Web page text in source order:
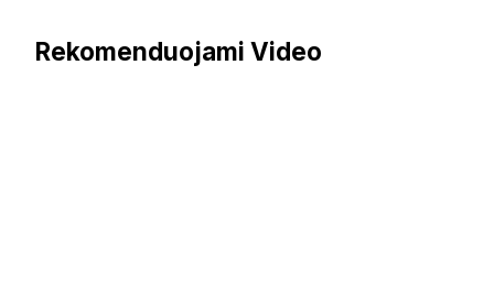
Rekomenduojami Video